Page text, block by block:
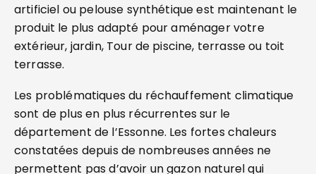
artificiel ou pelouse synthétique est maintenant le
produit le plus adapté pour aménager votre
extérieur, jardin, Tour de piscine, terrasse ou toit
terrasse.
Les problématiques du réchauffement climatique
sont de plus en plus récurrentes sur le
département de l’Essonne. Les fortes chaleurs
constatées depuis de nombreuses années ne
permettent pas d’avoir un gazon naturel qui